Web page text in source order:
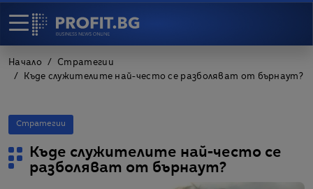
Начало
Стратегии
Къде служителите най-често се разболяват от бърнаут?
Стратегии
Къде служителите най-често се
разболяват от бърнаут?